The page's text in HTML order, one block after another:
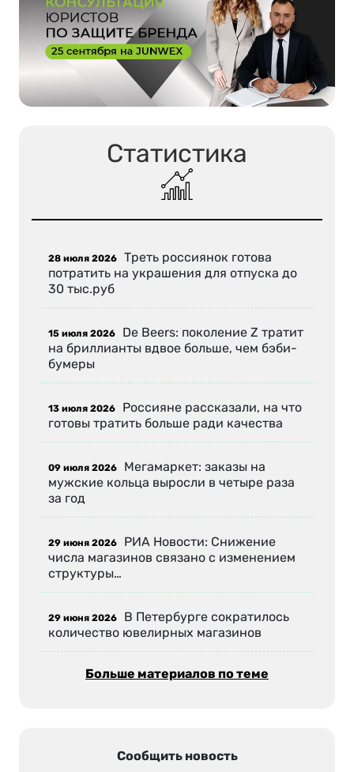
Статистика
28 июля 2026 Треть россиянок готова
потратить на украшения для отпуска до
30 тыс.руб
15 июля 2026 De Beers: поколение Z тратит
на бриллианты вдвое больше, чем бэби-
бумеры
13 июля 2026 Россияне рассказали, на что
готовы тратить больше ради качества
09 июля 2026 Мегамаркет: заказы на
мужские кольца выросли в четыре раза
за год
29 июня 2026 РИА Новости: Снижение
числа магазинов связано с изменением
структуры…
29 июня 2026 В Петербурге сократилось
количество ювелирных магазинов
Больше материалов по теме
Сообщить новость